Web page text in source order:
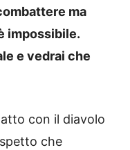
ma
impossibile.
e vedrai che
con il diavolo
che